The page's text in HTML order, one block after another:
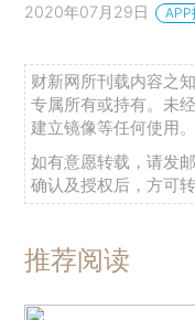
2020年07月29日 APP
财新网所刊载内容之
专属所有或持有。未
建立镜像等任何使用。
如有意愿转载，请发
确认及授权后，方可转
推荐阅读